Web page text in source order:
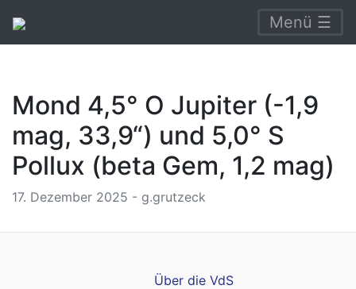
Menü ☰
Mond 4,5° O Jupiter (-1,9
mag, 33,9“) und 5,0° S
Pollux (beta Gem, 1,2 mag)
17. Dezember 2025 - g.grutzeck
Über die VdS